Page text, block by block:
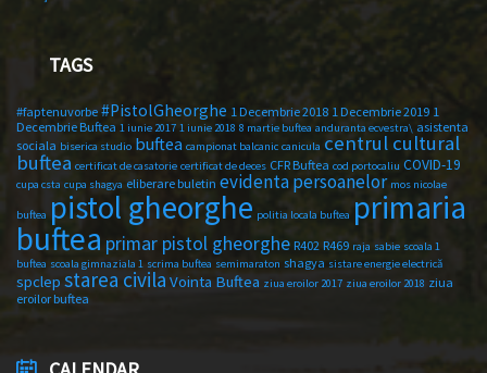
TAGS
#faptenuvorbe #PistolGheorghe 1 Decembrie 2018 1 Decembrie 2019 1
Decembrie Buftea 1 iunie 2017 1 iunie 2018 8 martie buftea anduranta ecvestra\ asistenta
sociala biserica studio buftea campionat balcanic canicula centrul cultural
buftea certificat de casatorie certificat de deces CFR Buftea cod portocaliu COVID-19
cupa csta cupa shagya eliberare buletin evidenta persoanelor mos nicolae
buftea pistol gheorghe politia locala buftea primaria
buftea primar pistol gheorghe R402 R469 raja sabie scoala 1
buftea scoala gimnaziala 1 scrima buftea semimaraton shagya sistare energie electrică
spclep starea civila Vointa Buftea ziua eroilor 2017 ziua eroilor 2018 ziua
eroilor buftea